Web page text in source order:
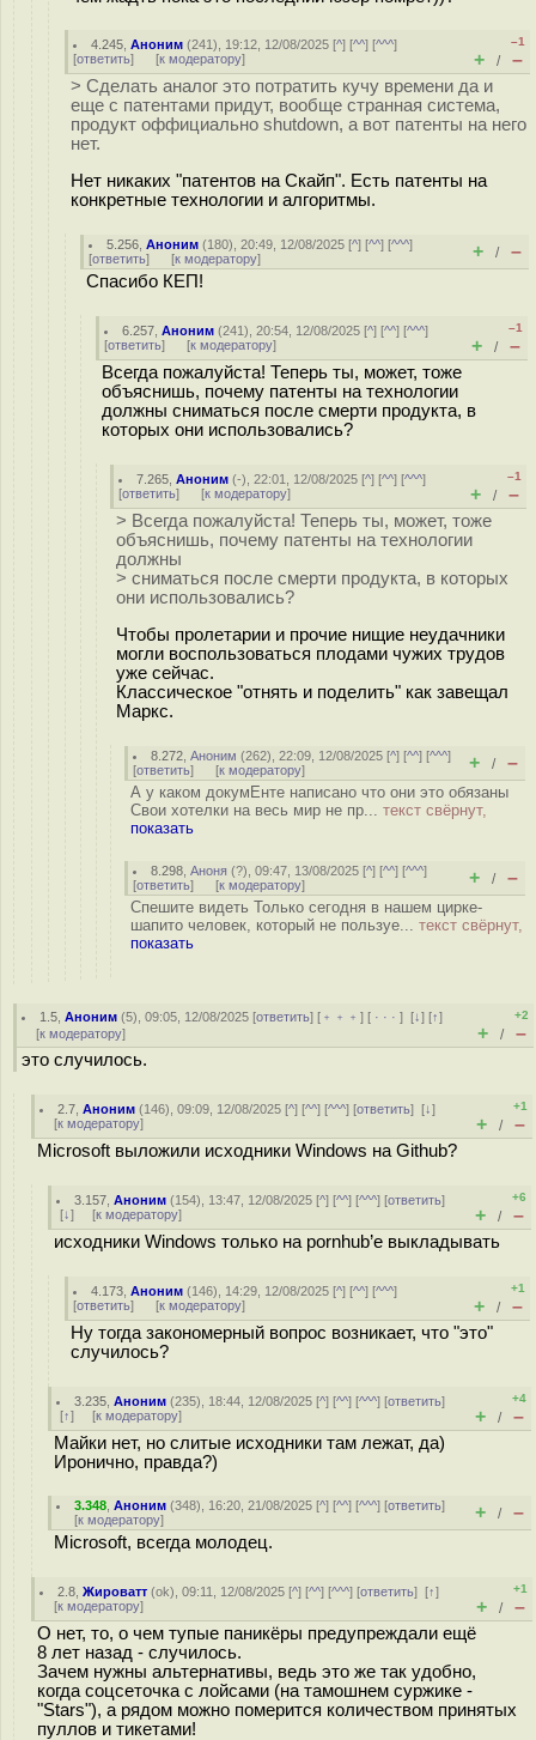
4.245 ,Аноним (241), 19:12, 12/08/2025 [^] [^^] [^^^]
[ответить] [к модератору]
–1
+ / –
> Сделать аналог это потратить кучу времени да и
еще с патентами придут, вообще странная система,
продукт оффициально shutdown, а вот патенты на него
нет.
Нет никаких "патентов на Скайп". Есть патенты на
конкретные технологии и алгоритмы.
5.256 ,Аноним (180), 20:49, 12/08/2025 [^] [^^] [^^^]
[ответить] [к модератору] + / –
Спасибо КЕП!
6.257 ,Аноним (241), 20:54, 12/08/2025 [^] [^^] [^^^]
[ответить] [к модератору]
–1
+ / –
Всегда пожалуйста! Теперь ты, может, тоже
объяснишь, почему патенты на технологии
должны сниматься после смерти продукта, в
которых они использовались?
7.265 ,Аноним (-), 22:01, 12/08/2025 [^] [^^] [^^^]
[ответить] [к модератору]
–1
+ / –
> Всегда пожалуйста! Теперь ты, может, тоже
объяснишь, почему патенты на технологии
должны
> сниматься после смерти продукта, в которых
они использовались?
Чтобы пролетарии и прочие нищие неудачники
могли воспользоваться плодами чужих трудов
уже сейчас.
Классическое "отнять и поделить" как завещал
Маркс.
8.272 ,Аноним (262), 22:09, 12/08/2025 [^] [^^] [^^^]
[ответить] [к модератору] + / –
А у каком докумЕнте написано что они это обязаны
Свои хотелки на весь мир не пр... текст свёрнут,
показать
8.298 ,Аноня (?), 09:47, 13/08/2025 [^] [^^] [^^^]
[ответить] [к модератору] + / –
Спешите видеть Только сегодня в нашем цирке-
шапито человек, который не пользуе... текст свёрнут,
показать
1.5 ,Аноним (5), 09:05, 12/08/2025 [ответить] [ ﹢﹢﹢] [ · · ·][↓] [↑]
[к модератору]
+2
+ / –
это случилось.
2.7 ,Аноним (146), 09:09, 12/08/2025 [^] [^^] [^^^] [ответить][↓]
[к модератору]
+1
+ / –
Microsoft выложили исходники Windows на Github?
3.157 ,Аноним (154), 13:47, 12/08/2025 [^] [^^] [^^^] [ответить]
[↓] [к модератору]
+6
+ / –
исходники Windows только на pornhub’e выкладывать
4.173 ,Аноним (146), 14:29, 12/08/2025 [^] [^^] [^^^]
[ответить] [к модератору]
+1
+ / –
Ну тогда закономерный вопрос возникает, что "это"
случилось?
3.235 ,Аноним (235), 18:44, 12/08/2025 [^] [^^] [^^^] [ответить]
[↑] [к модератору]
+4
+ / –
Майки нет, но слитые исходники там лежат, да)
Иронично, правда?)
3.348 ,Аноним (348), 16:20, 21/08/2025 [^] [^^] [^^^] [ответить]
[к модератору] + / –
Microsoft, всегда молодец.
2.8 ,Жироватт (ok), 09:11, 12/08/2025 [^] [^^] [^^^] [ответить][↑]
[к модератору]
+1
+ / –
О нет, то, о чем тупые паникёры предупреждали ещё
8 лет назад - случилось.
Зачем нужны альтернативы, ведь это же так удобно,
когда соцсеточка с лойсами (на тамошнем суржике -
"Stars"), а рядом можно померится количеством принятых
пуллов и тикетами!